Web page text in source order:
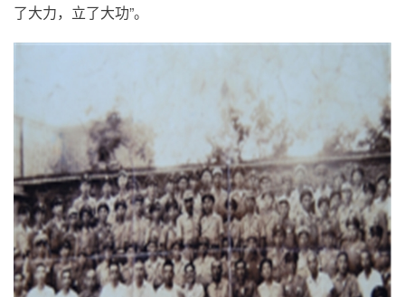
了大力，立了大功”。